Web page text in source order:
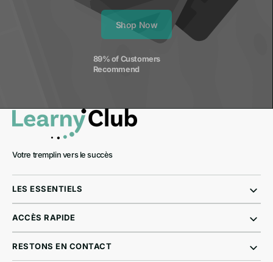
Shop Now
89% of Customers
Recommend
Votre tremplin vers le succès
LES ESSENTIELS
ACCÈS RAPIDE
RESTONS EN CONTACT